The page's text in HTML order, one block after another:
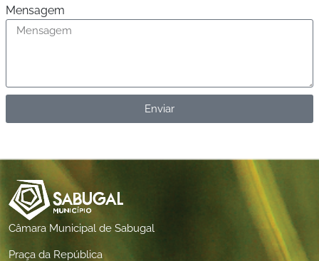
Mensagem
Enviar
Câmara Municipal de Sabugal
Praça da República